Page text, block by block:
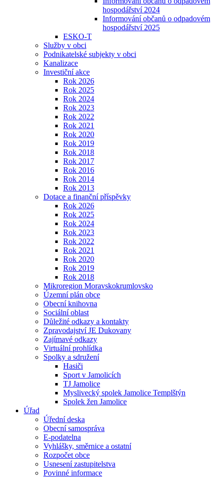
hospodářství 2024
Informování občanů o odpadovém
hospodářství 2025
ESKO-T
Služby v obci
Podnikatelské subjekty v obci
Kanalizace
Investiční akce
Rok 2026
Rok 2025
Rok 2024
Rok 2023
Rok 2022
Rok 2021
Rok 2020
Rok 2019
Rok 2018
Rok 2017
Rok 2016
Rok 2014
Rok 2013
Dotace a finanční příspěvky
Rok 2026
Rok 2025
Rok 2024
Rok 2023
Rok 2022
Rok 2021
Rok 2020
Rok 2019
Rok 2018
Mikroregion Moravskokrumlovsko
Územní plán obce
Obecní knihovna
Sociální oblast
Důležité odkazy a kontakty
Zpravodajství JE Dukovany
Zajímavé odkazy
Virtuální prohlídka
Spolky a sdružení
Hasiči
Sport v Jamolicích
TJ Jamolice
Myslivecký spolek Jamolice Templštýn
Spolek žen Jamolice
Úřad
Úřední deska
Obecní samospráva
E-podatelna
Vyhlášky, směrnice a ostatní
Rozpočet obce
Usnesení zastupitelstva
Povinné informace